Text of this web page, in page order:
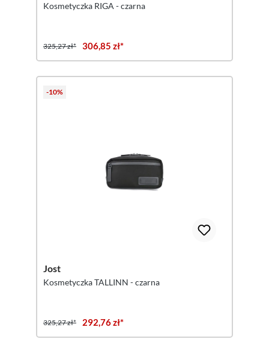
Kosmetyczka RIGA - czarna
325,27 zł* 306,85 zł*
-10%
Jost
Kosmetyczka TALLINN - czarna
325,27 zł* 292,76 zł*